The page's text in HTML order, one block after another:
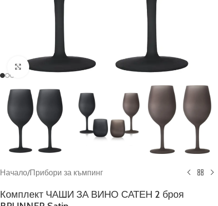
Click to enlarge
Начало/Прибори за къмпинг
Комплект ЧАШИ ЗА ВИНО САТЕН 2 броя